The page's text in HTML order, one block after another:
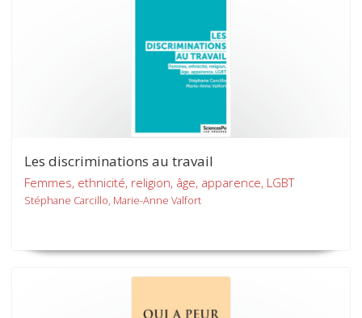
Les discriminations au travail
Femmes, ethnicité, religion, âge, apparence, LGBT
Stéphane Carcillo, Marie-Anne Valfort